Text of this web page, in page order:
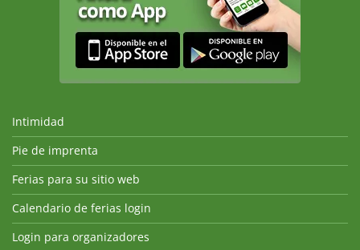
Intimidad
Pie de imprenta
Ferias para su sitio web
Calendario de ferias login
Login para organizadores